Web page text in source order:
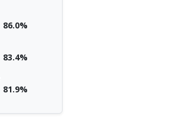
86.0%
83.4%
81.9%